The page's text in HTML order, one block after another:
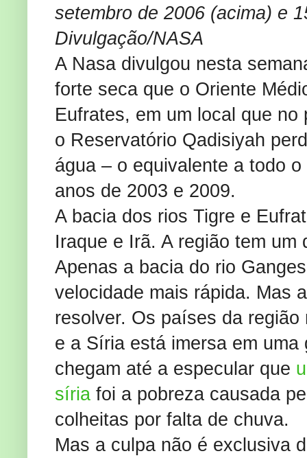
setembro de 2006 (acima) e
Divulgação/NASA
A Nasa divulgou nesta
forte seca que o Oriente
Eufrates, em um local que no
o Reservatório Qadisiyah
água – o equivalente a todo
anos de 2003 e 2009.
A bacia dos rios Tigre e
Iraque e Irã. A região tem um
Apenas a bacia do rio
velocidade mais rápida. Mas
resolver. Os países da
e a Síria está imersa em
chegam até a especular que
síria foi a pobreza causada
colheitas por falta de chuva.
Mas a culpa não é exclusiva